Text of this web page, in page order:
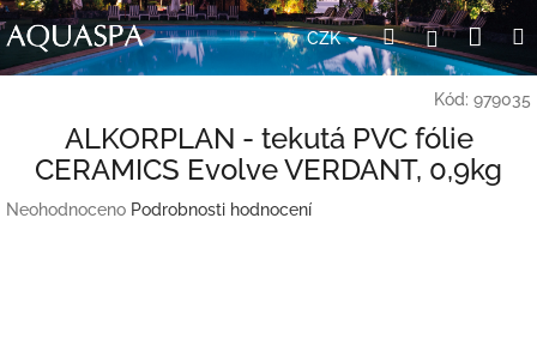
Přejít
na
obsah
CZK HledatPřihlášení
Kód: 979035
ALKORPLAN - tekutá PVC fólie
CERAMICS Evolve VERDANT, 0,9kg
Průměrné
Neohodnoceno Podrobnosti hodnocení